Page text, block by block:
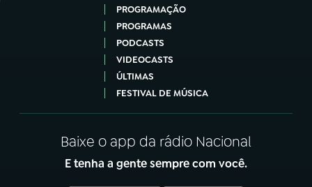
PROGRAMAÇÃO
PROGRAMAS
PODCASTS
VIDEOCASTS
ÚLTIMAS
FESTIVAL DE MÚSICA
Baixe o app da rádio Nacional
E tenha a gente sempre com você.